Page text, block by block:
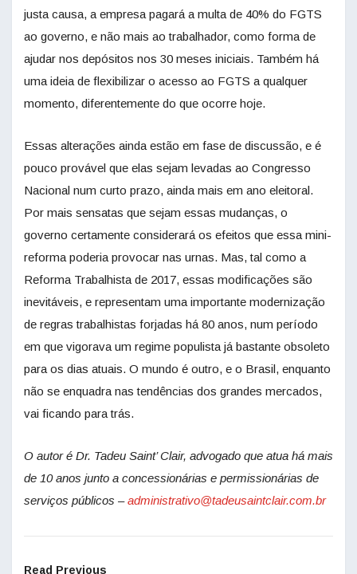
justa causa, a empresa pagará a multa de 40% do FGTS
ao governo, e não mais ao trabalhador, como forma de
ajudar nos depósitos nos 30 meses iniciais. Também há
uma ideia de flexibilizar o acesso ao FGTS a qualquer
momento, diferentemente do que ocorre hoje.
Essas alterações ainda estão em fase de discussão, e é
pouco provável que elas sejam levadas ao Congresso
Nacional num curto prazo, ainda mais em ano eleitoral.
Por mais sensatas que sejam essas mudanças, o
governo certamente considerará os efeitos que essa mini-
reforma poderia provocar nas urnas. Mas, tal como a
Reforma Trabalhista de 2017, essas modificações são
inevitáveis, e representam uma importante modernização
de regras trabalhistas forjadas há 80 anos, num período
em que vigorava um regime populista já bastante obsoleto
para os dias atuais. O mundo é outro, e o Brasil, enquanto
não se enquadra nas tendências dos grandes mercados,
vai ficando para trás.
O autor é Dr. Tadeu Saint’ Clair, advogado que atua há mais
de 10 anos junto a concessionárias e permissionárias de
serviços públicos –administrativo@tadeusaintclair.com.br
Read Previous